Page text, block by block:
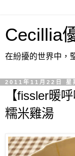
Cecillia
在紛擾的世界中，
2011年11月22日 星
【fissler暖
糯米雞湯